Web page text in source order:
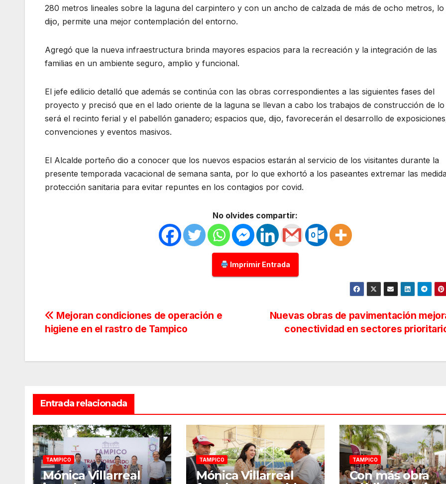
280 metros lineales sobre la laguna del carpintero y con un ancho de calzada de más de ocho metros, lo
dijo, permite una mejor contemplación del entorno.
Agregó que la nueva infraestructura brinda mayores espacios para la recreación y la integración de las
familias en un ambiente seguro, amplio y funcional.
El jefe edilicio detalló que además se continúa con las obras correspondientes a las siguientes fases del
proyecto y precisó que en el lado oriente de la laguna se llevan a cabo los trabajos de construcción de lo
será el recinto ferial y el pabellón ganadero; espacios que, dijo, favorecerán el desarrollo de
convenciones y eventos masivos.
El Alcalde porteño dio a conocer que los nuevos espacios estarán al servicio de los visitantes durante la
presente temporada vacacional de semana santa, por lo que exhortó a los paseantes extremar las
protección sanitaria para evitar repuntes en los contagios por covid.
No olvides compartir:
Imprimir Entrada
Navegación
de
entradas
Nuevas obras de pavimentación
conectividad en sectores
Mejoran condiciones de operación e
higiene en el rastro de Tampico
Entrada relacionada
TAMPICO
Mónica Villarreal
TAMPICO
Mónica Villarreal
TAMPICO
Con más obra